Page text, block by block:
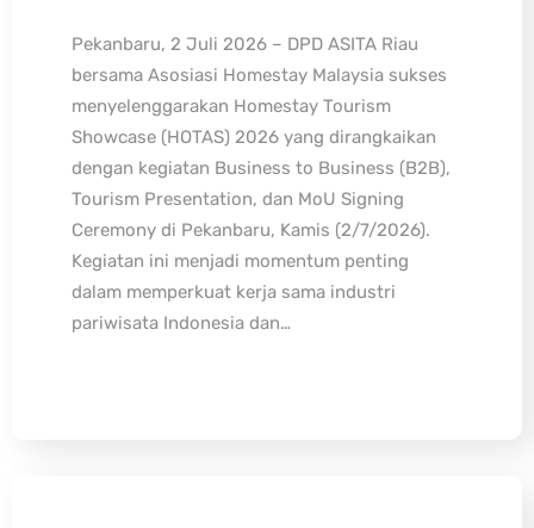
Pekanbaru, 2 Juli 2026 – DPD ASITA Riau
bersama Asosiasi Homestay Malaysia sukses
menyelenggarakan Homestay Tourism
Showcase (HOTAS) 2026 yang dirangkaikan
dengan kegiatan Business to Business (B2B),
Tourism Presentation, dan MoU Signing
Ceremony di Pekanbaru, Kamis (2/7/2026).
Kegiatan ini menjadi momentum penting
dalam memperkuat kerja sama industri
pariwisata Indonesia dan…